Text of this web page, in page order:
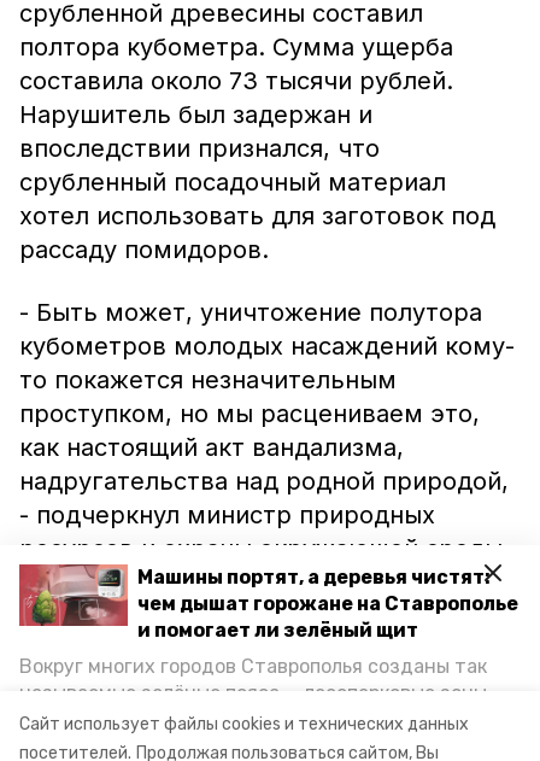
Сайт использует файлы cookies и технических данных
посетителей. Продолжая пользоваться сайтом, Вы
Машины портят, а деревья чистят:
чем дышат горожане на Ставрополье
и помогает ли зелёный щит
Вокруг многих городов Ставрополья созданы так
называемые зелёные пояса — лесопарковые зоны,
снижающие негативное воздействие выхлопных
газов на атмосферу. Справляются ли они с
срубленной древесины составил
полтора кубометра. Сумма ущерба
составила около 73 тысячи рублей.
Нарушитель был задержан и
впоследствии признался, что
срубленный посадочный материал
хотел использовать для заготовок под
рассаду помидоров.
- Быть может, уничтожение полутора
кубометров молодых насаждений кому-
то покажется незначительным
проступком, но мы расцениваем это,
как настоящий акт вандализма,
надругательства над родной природой,
- подчеркнул министр природных
ресурсов и охраны окружающей среды
края Андрей Хлопянов. – Мы и впредь
намерены внимательно оберегать
посягательств нечистых на руку
любителей поживиться за
государственный счет.